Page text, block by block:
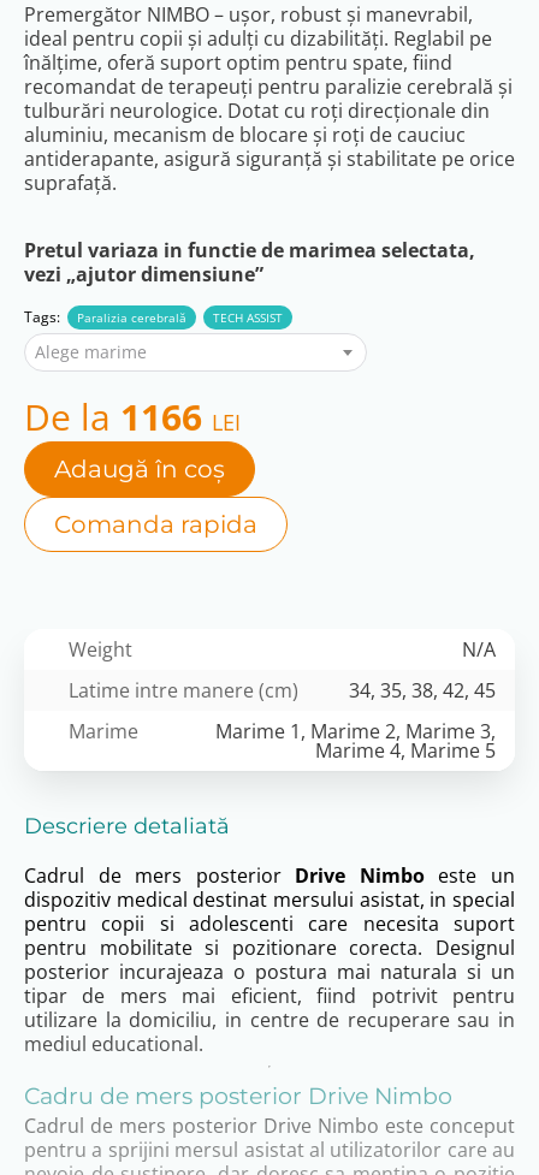
Premergător NIMBO – ușor, robust și manevrabil,
ideal pentru copii și adulți cu dizabilități. Reglabil pe
înălțime, oferă suport optim pentru spate, fiind
recomandat de terapeuți pentru paralizie cerebrală și
tulburări neurologice. Dotat cu roți direcționale din
aluminiu, mecanism de blocare și roți de cauciuc
antiderapante, asigură siguranță și stabilitate pe orice
suprafață.
Pretul variaza in functie de marimea selectata,
vezi „ajutor dimensiune”
Tags: Paralizia cerebrală TECH ASSIST
Alege marime
De la 1166 LEI
Adaugă în coș
Comanda rapida
Descriere detaliată
Weight
N/A
Latime intre manere (cm)
34, 35, 38, 42, 45
Marime
Marime 1, Marime 2, Marime 3,
Marime 4, Marime 5
Cadrul de mers posterior Drive Nimboeste un
dispozitiv medical destinat mersului asistat, in special
pentru copii si adolescenti care necesita suport
pentru mobilitate si pozitionare corecta. Designul
posterior incurajeaza o postura mai naturala si un
tipar de mers mai eficient, fiind potrivit pentru
utilizare la domiciliu, in centre de recuperare sau in
mediul educational.
Cadru de mers posterior Drive Nimbo
Cadrul de mers posterior Drive Nimbo este conceput
pentru a sprijini mersul asistat al utilizatorilor care au